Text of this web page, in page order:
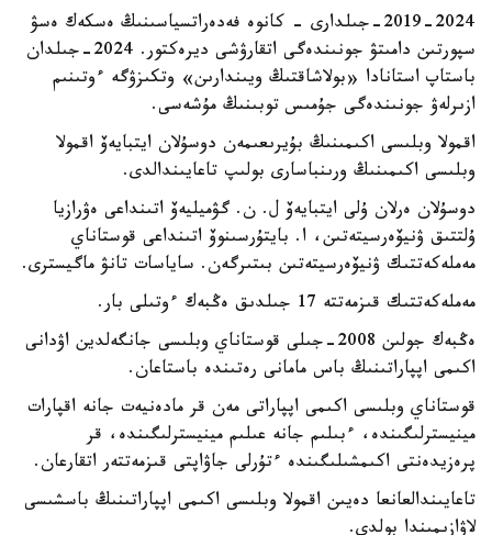
2019-2024-جىلدارى - كانوە فەدەراتسياسىنىڭ ەسكەك ەسۋ
سپورتىن دامىتۋ جونىندەگى اتقارۋشى ديرەكتور. 2024-جىلدان
باستاپ استانادا «بولاشاقتىڭ ويىندارىن» وتكىزۋگە ءوتىنىم
ازىرلەۋ جونىندەگى جۇمىس توبىنىڭ مۇشەسى.
اقمولا وبلىسى اكىمىنىڭ بۇيرىعىمەن دوسۇلان ايتبايەۆ اقمولا
وبلىسى اكىمىنىڭ ورىنباسارى بولىپ تاعايىندالدى.
دوسۇلان ەرلان ۇلى ايتبايەۆ ل. ن. گۋميليەۆ اتىنداعى ەۋرازيا
ۇلتتىق ۋنيۆەرسيتەتىن، ا. بايتۇرسىنوۆ اتىنداعى قوستاناي
مەملەكەتتىك ۋنيۆەرسيتەتىن بىتىرگەن. ساياسات تانۋ ماگيسترى.
مەملەكەتتىك قىزمەتتە 17 جىلدىق ەڭبەك ءوتىلى بار.
ەڭبەك جولىن 2008-جىلى قوستاناي وبلىسى جانگەلدين اۋدانى
اكىمى اپپاراتىنىڭ باس مامانى رەتىندە باستاعان.
قوستاناي وبلىسى اكىمى اپپاراتى مەن قر مادەنيەت جانە اقپارات
مينيسترلىگىندە، ءبىلىم جانە عىلىم مينيسترلىگىندە، قر
پرەزيدەنتى اكىمشىلىگىندە ءتۇرلى جاۋاپتى قىزمەتتەر اتقارعان.
تاعايىندالعانعا دەيىن اقمولا وبلىسى اكىمى اپپاراتىنىڭ باسشىسى